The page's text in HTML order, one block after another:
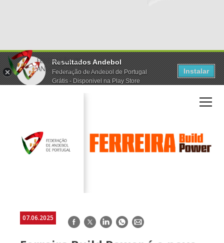
Resultados Andebol
Federação de Andebol de Portugal
Grátis - Disponivel na Play Store
Instalar
07.06.2025 Facebook
TwitterLinkedInWhatsApp
E-